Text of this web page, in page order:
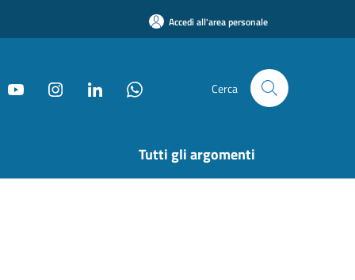
Accedi all'area personale
Cerca
Tutti gli argomenti